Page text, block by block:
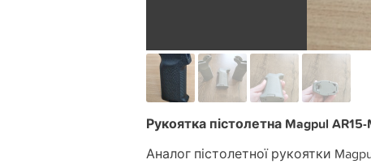
Рукоятка пістолетна Magpul AR15-
Аналог пістолетної рукоятки